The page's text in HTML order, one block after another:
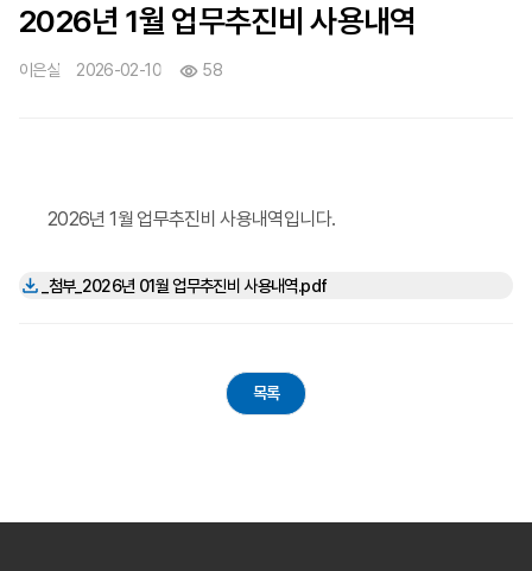
2026년 1월 업무추진비 사용내역
이은실 2026-02-10 58
2026년 1월 업무추진비 사용내역입니다.
_첨부_2026년 01월 업무추진비 사용내역.pdf
목록